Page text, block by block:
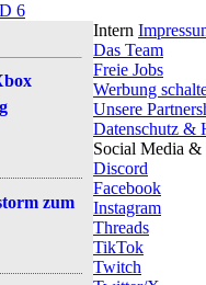
6
zum
Intern
Das Team
Freie Jobs
Werbung
Unsere
Datenschutz &
Social Media &
Discord
Facebook
Instagram
Threads
TikTok
Twitch